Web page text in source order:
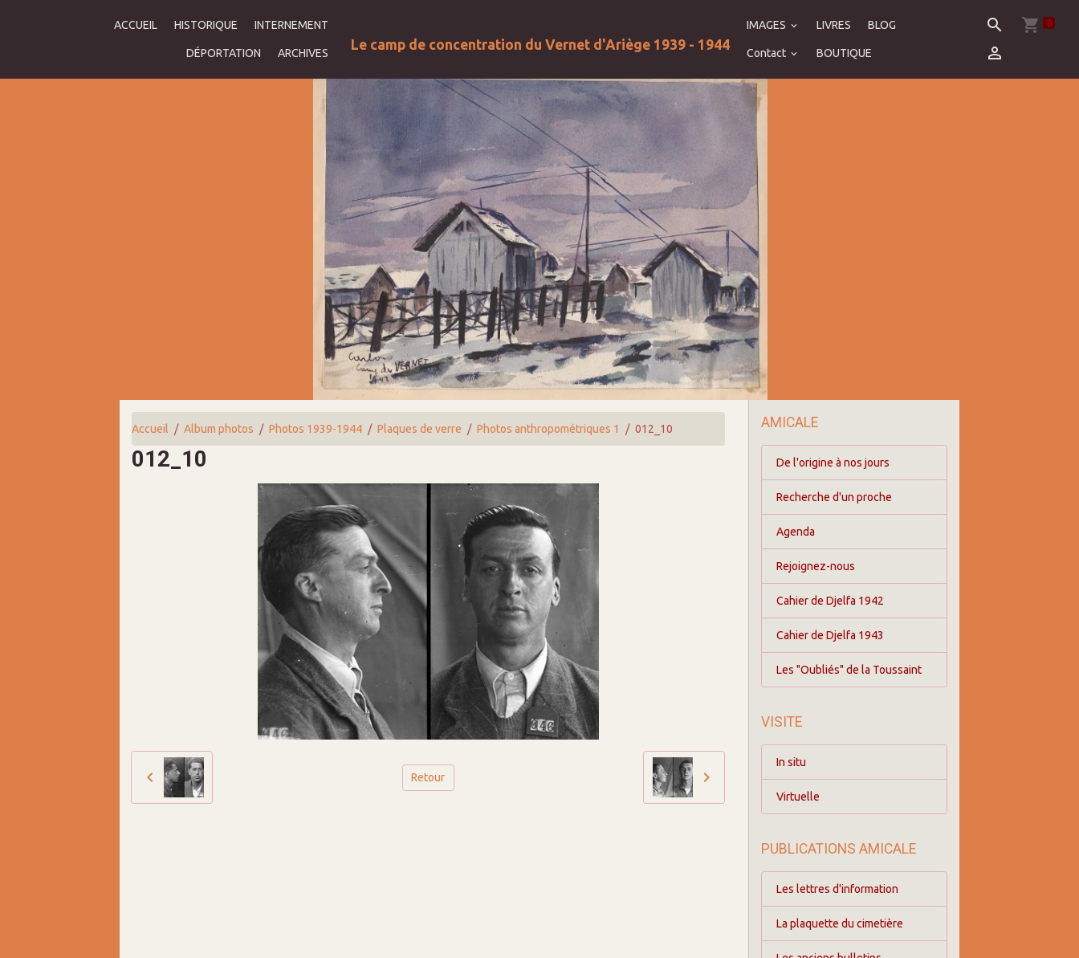
ACCUEIL HISTORIQUE INTERNEMENT
DÉPORTATION ARCHIVES
Le camp de concentration du Vernet d'Ariège 1939 - 1944
IMAGES LIVRES BLOG
Contact BOUTIQUE
0
Accueil Album photos Photos 1939-1944 Plaques de verre Photos anthropométriques 1 012_10
012_10
Retour
AMICALE
De l'origine à nos jours
Recherche d'un proche
Agenda
Rejoignez-nous
Cahier de Djelfa 1942
Cahier de Djelfa 1943
Les "Oubliés" de la Toussaint
VISITE
In situ
Virtuelle
PUBLICATIONS AMICALE
Les lettres d'information
La plaquette du cimetière